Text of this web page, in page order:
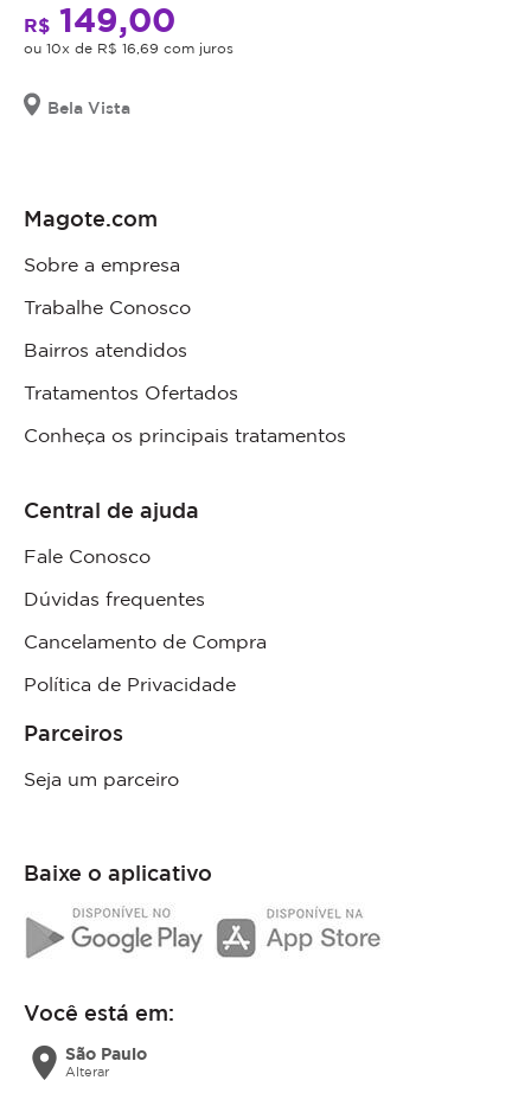
R$ 149,00
ou 10x de R$ 16,69 com juros
Bela Vista
Magote.com
Sobre a empresa
Trabalhe Conosco
Bairros atendidos
Tratamentos Ofertados
Conheça os principais tratamentos
Central de ajuda
Fale Conosco
Dúvidas frequentes
Cancelamento de Compra
Política de Privacidade
Parceiros
Seja um parceiro
Baixe o aplicativo
Você está em:
location_on São Paulo
Alterar